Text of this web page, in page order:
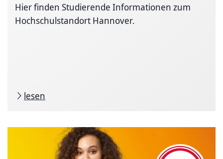
Hier finden Studierende Informationen zum
Hochschulstandort Hannover.
lesen